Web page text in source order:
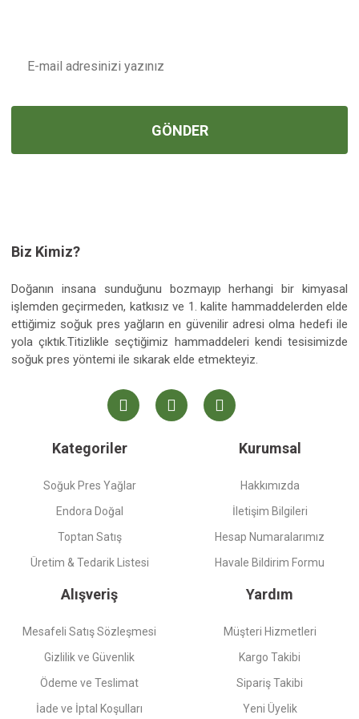
Gönder
GÖNDER
Biz Kimiz?
Doğanın insana sunduğunu bozmayıp herhangi bir kimyasal
işlemden geçirmeden, katkısız ve 1. kalite hammaddelerden elde
ettiğimiz soğuk pres yağların en güvenilir adresi olma hedefi ile
yola çıktık.Titizlikle seçtiğimiz hammaddeleri kendi tesisimizde
soğuk pres yöntemi ile sıkarak elde etmekteyiz.
Kategoriler
Soğuk Pres Yağlar
Endora Doğal
Toptan Satış
Üretim & Tedarik Listesi
Kurumsal
Hakkımızda
İletişim Bilgileri
Hesap Numaralarımız
Havale Bildirim Formu
Alışveriş
Mesafeli Satış Sözleşmesi
Gizlilik ve Güvenlik
Ödeme ve Teslimat
İade ve İptal Koşulları
Yardım
Müşteri Hizmetleri
Kargo Takibi
Sipariş Takibi
Yeni Üyelik